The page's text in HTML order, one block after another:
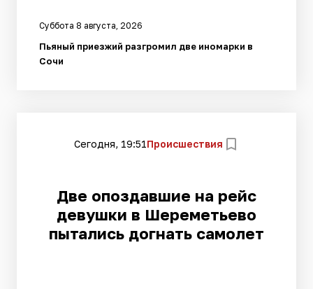
Суббота 8 августа, 2026
Пьяный приезжий разгромил две иномарки в
Сочи
Сегодня, 19:51Происшествия
Две опоздавшие на рейс
девушки в Шереметьево
пытались догнать самолет